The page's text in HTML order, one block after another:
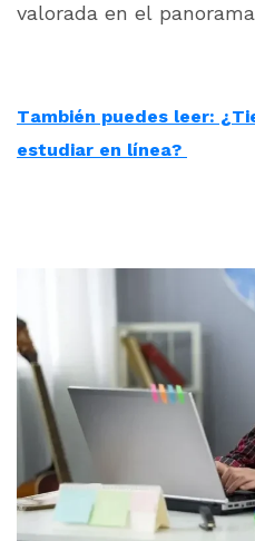
valorada en el
También puedes leer:
estudiar en línea?